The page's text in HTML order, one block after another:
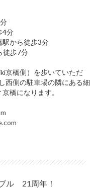
4分
駅から徒歩3分
徒歩7分
京橋側）を歩いていただ
西側の駐車場の隣にある細
橋になります。
ル 21周年！